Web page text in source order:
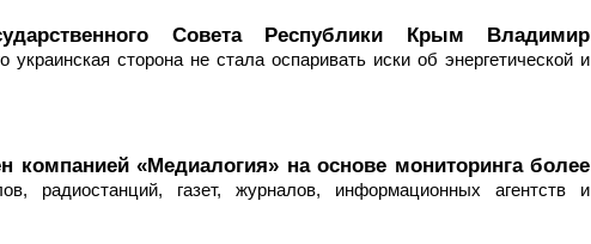
Совета Республики Крым Владимир
украинская сторона не стала оспаривать иски об энергетической и
компанией «Медиалогия» на основе мониторинга более
радиостанций, газет, журналов, информационных агентств и